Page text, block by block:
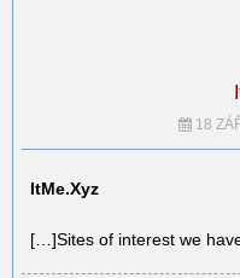
18
ItMe.Xyz
[…]Sites of interest we